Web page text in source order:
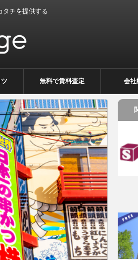
タチを提供する
無料で賃料査定 会社